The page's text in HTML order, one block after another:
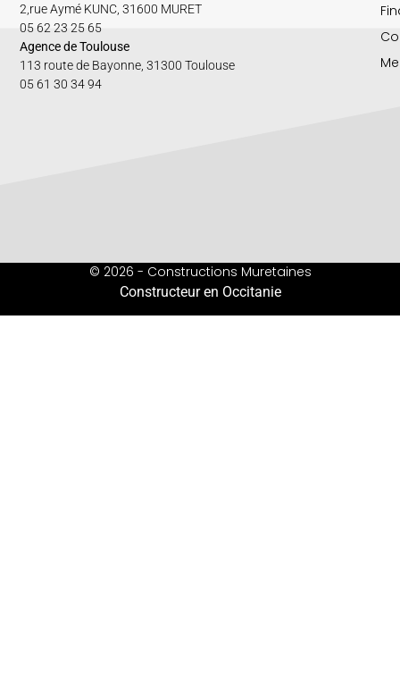
2,rue Aymé KUNC, 31600 MURET
05 62 23 25 65
Agence de Toulouse
113 route de Bayonne, 31300 Toulouse
05 61 30 34 94
© 2026 - Constructions Muretaines
Constructeur en Occitanie